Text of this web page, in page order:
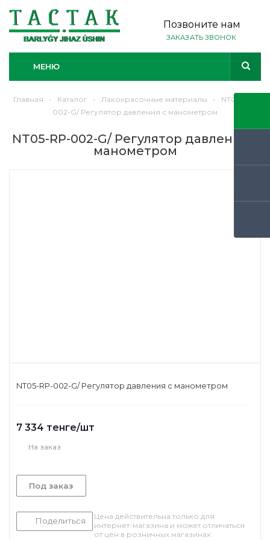
Позвоните нам
ЗАКАЗАТЬ ЗВОНОК
МЕНЮ
Главная - Каталог - Лакокрасочные материалы -
NT05-RP-
002-G/ Регулятор давления с манометром
NT05-RP-002-G/ Регулятор давления с
манометром
NT05-RP-002-G/ Регулятор давления с манометром
7 334 тенге/шт
На заказ
Под заказ
Поделиться
Цена действительна только для
интернет-магазина и может отличаться
от цен в розничных магазинах